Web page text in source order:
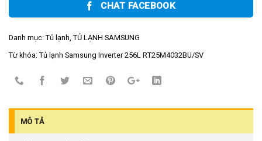
CHAT FACEBOOK
Danh mục: Tủ lạnh, TỦ LẠNH SAMSUNG
Từ khóa: Tủ lạnh Samsung Inverter 256L RT25M4032BU/SV
MÔ TẢ